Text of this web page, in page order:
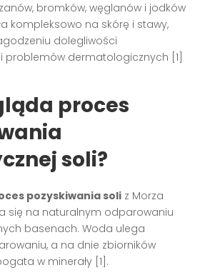
bromków, węglanów i jodków
kompleksowo na skórę i stawy,
dolegliwości
problemów dermatologicznych [1]
proces
soli?
pozyskiwania soli z Morza
się na naturalnym odparowaniu
basenach. Woda ulega
a na dnie zbiorników
w minerały [1].